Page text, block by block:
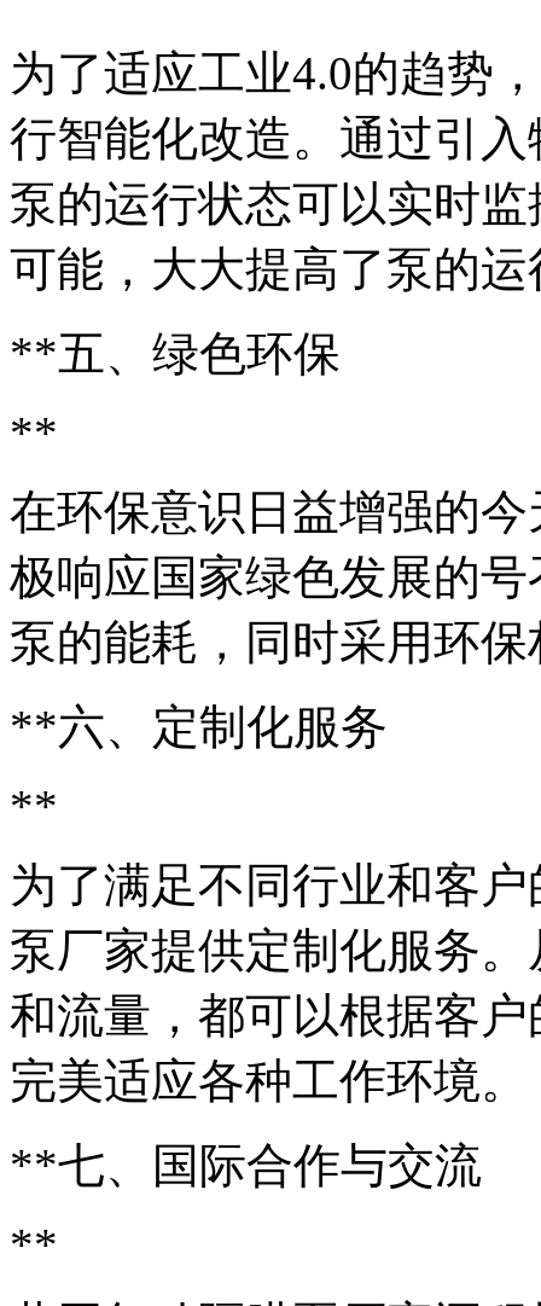
为了适应工业4.0的趋势
行智能化改造。通过引
泵的运行状态可以实时
可能，大大提高了泵的
**五、绿色环保
**
在环保意识日益增强的
极响应国家绿色发展的
泵的能耗，同时采用环
**六、定制化服务
**
为了满足不同行业和客
泵厂家提供定制化服务
和流量，都可以根据客
完美适应各种工作环境。
**七、国际合作与交流
**